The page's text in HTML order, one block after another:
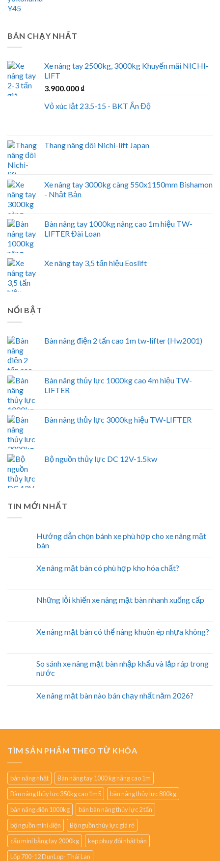
BÁN CHẠY NHẤT
Xe nâng tay 2500kg, 3000kg Khuyến mãi NICHI-
LIFT
3.900.000 ₫
Vỏ xúc lật 23.5-15 - BKT Ấn Độ
Thang nâng đôi Nichi-lift Japan
Xe nâng tay 3000kg càng 550x1150mm Bishamon
- Nhật Bản
Bàn nâng tay 1000kg nâng cao 1m hiệu TW-
LIFTER Đài Loan
Xe nâng tay 3,5 tấn hiệu Eoslift
NỔI BẬT
Bàn nâng điện 2 tấn cao 1m tw-lifter (Hw2001)
Bàn nâng thủy lực 1000kg cao 4m hiệu TW-
LIFTER
Bàn nâng thủy lực 3000kg hiệu TW-LIFTER
Bộ nguồn thủy lực DC 12V-1.5kw
TIN MỚI NHẤT
Hướng dẫn chọn bánh xe phù hợp cho xe nâng mặt
bàn
Xe nâng mặt bàn có phù hợp kho hóa chất?
Những lỗi khiến xe nâng mặt bàn nhanh xuống cấp
Xe nâng mặt bàn có thể nâng khuôn ép nhựa không?
So sánh xe nâng mặt bàn nhập khẩu và lắp ráp trong
nước
Xe nâng mặt bàn nào bán chạy nhất năm 2026?
TÌM SẢN PHẨM THEO TỪ KHÓA
bàn nâng nhật
Bàn nâng tay 1000 kg nâng cao 1m
Bàn nâng thủy lực 350kg cao 1m5
bàn nâng thủy lực 800kg
bàn nâng điện 1000kg
bán bàn nâng thủy lực 2 tấn
bộ nguồn mini điện
Bộ nguồn thủy lực giá rẻ
cẩu mini bằng tay 2000kg
kẹp phuy đôi nhật bản
Lốp 700-12 DunLop- Thái Lan